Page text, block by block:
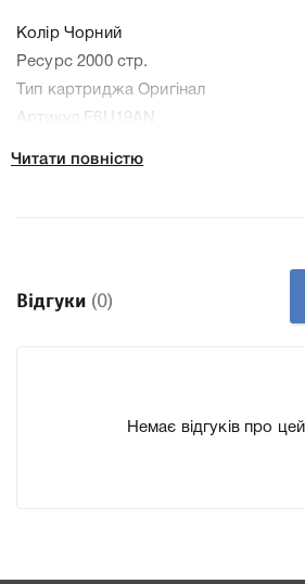
Колір Чорний
Ресурс 2000 стр.
Тип картриджа Оригінал
Артикул F6U19AN
до якого підходить Картридж HP
що дозволить Вам легко підтвердити
вибору.
Читати повністю
Відгуки (0)
Немає відгуків про